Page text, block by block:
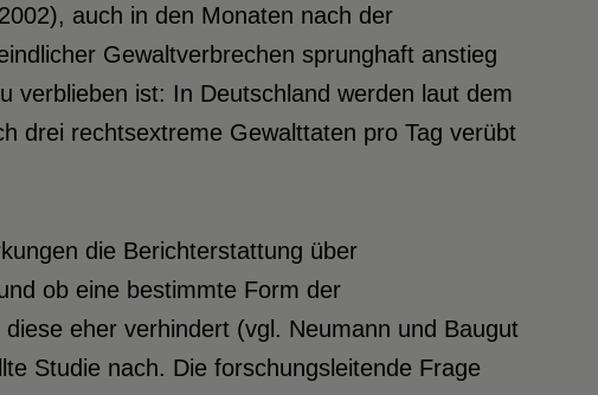
auch in den Monaten nach der
Gewaltverbrechen sprunghaft anstieg
verblieben ist: In Deutschland werden laut dem
drei rechtsextreme Gewalttaten pro Tag verübt
die Berichterstattung über
ob eine bestimmte Form der
eher verhindert (vgl. Neumann und Baugut
Studie nach. Die forschungsleitende Frage